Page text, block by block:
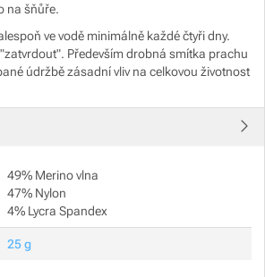
na šňůře.
ve vodě minimálně každé čtyři dny.
Především drobná smítka prachu
údržbě zásadní vliv na celkovou životnost
49% Merino vlna
47% Nylon
4% Lycra Spandex
25 g